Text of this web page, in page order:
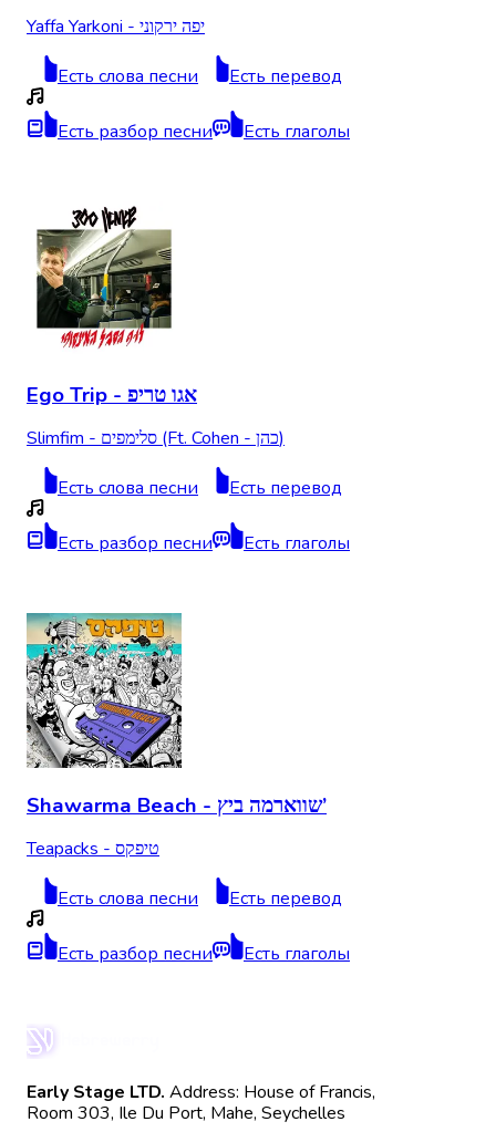
Yaffa Yarkoni - יפה ירקוני
Есть слова песни Есть перевод
Есть разбор песни Есть глаголы
Ego Trip - אגו טריפ
Slimfim - סלימפים (Ft. Cohen - כהן)
Есть слова песни Есть перевод
Есть разбор песни Есть глаголы
Shawarma Beach - שווארמה ביץ’
Teapacks - טיפקס
Есть слова песни Есть перевод
Есть разбор песни Есть глаголы
Early Stage LTD. Address: House of Francis,
Room 303, Ile Du Port, Mahe, Seychelles